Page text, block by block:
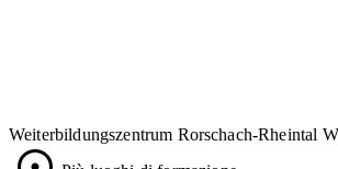
Weiterbildungszentrum Rorschach-Rheintal